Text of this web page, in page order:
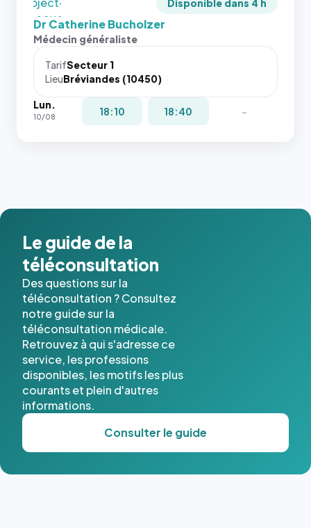
images de
l'annuaire
dans ce
cas. #}
fit: cover`.
Sans ces
navigateur
pas la
place, et
Disponible dans 4 h
Dr Catherine Bucholzer
Médecin généraliste
TarifSecteur 1
LieuBréviandes (10450)
Lun.
10/08 18:10 18:40 -
Le guide de la
téléconsultation
Des questions sur la
téléconsultation ? Consultez
notre guide sur la
téléconsultation médicale.
Retrouvez à qui s'adresse ce
service, les professions
disponibles, les motifs les plus
courants et plein d'autres
informations.
Consulter le guide